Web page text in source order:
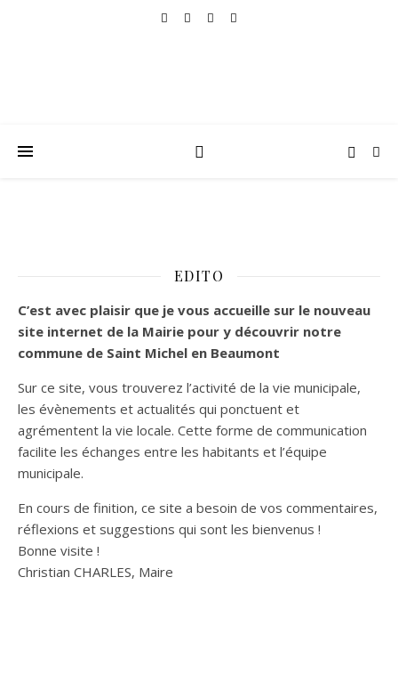
EDITO
C’est avec plaisir que je vous accueille sur le nouveau
site internet de la Mairie pour y découvrir notre
commune de Saint Michel en Beaumont
Sur ce site, vous trouverez l’activité de la vie municipale,
les évènements et actualités qui ponctuent et
agrémentent la vie locale. Cette forme de communication
facilite les échanges entre les habitants et l’équipe
municipale.
En cours de finition, ce site a besoin de vos commentaires,
réflexions et suggestions qui sont les bienvenus !
Bonne visite !
Christian CHARLES, Maire